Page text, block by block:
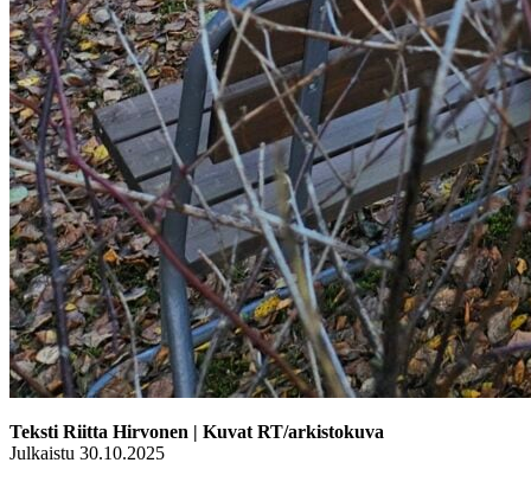
Teksti Riitta Hirvonen | Kuvat RT/arkistokuva
Julkaistu 30.10.2025